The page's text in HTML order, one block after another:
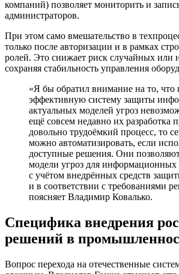
компаний) позволяет мониторить и
администраторов.
При этом само вмешательство в
только после авторизации и в рамках
ролей. Это снижает риск случайных или
сохраняя стабильность управления
«Я бы обратил внимание на то, что
эффективную систему защиты
актуальных моделей угроз
ещё совсем недавно их разработка
довольно трудоёмкий процесс, то
можно автоматизировать, если
доступные решения. Они позволяют
модели угроз для информационных
с учётом внедрённых средств
и в соответствии с требованиями
поясняет Владимир Ковалько.
Специфика внедрения
решений в
Вопрос перехода на отечественные